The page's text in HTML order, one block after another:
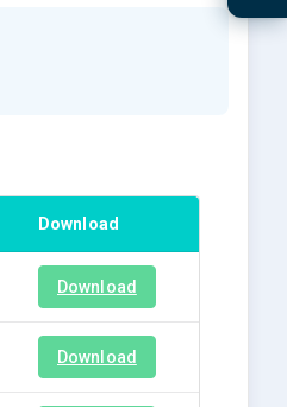
Download
Download
Download